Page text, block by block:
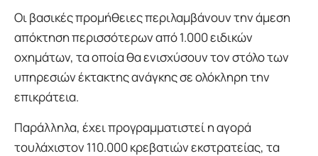
Οι βασικές προμήθειες περιλαμβάνουν την άμεση
απόκτηση περισσότερων από 1.000 ειδικών
οχημάτων, τα οποία θα ενισχύσουν τον στόλο των
υπηρεσιών έκτακτης ανάγκης σε ολόκληρη την
επικράτεια.
Παράλληλα, έχει προγραμματιστεί η αγορά
τουλάχιστον 110.000 κρεβατιών εκστρατείας, τα